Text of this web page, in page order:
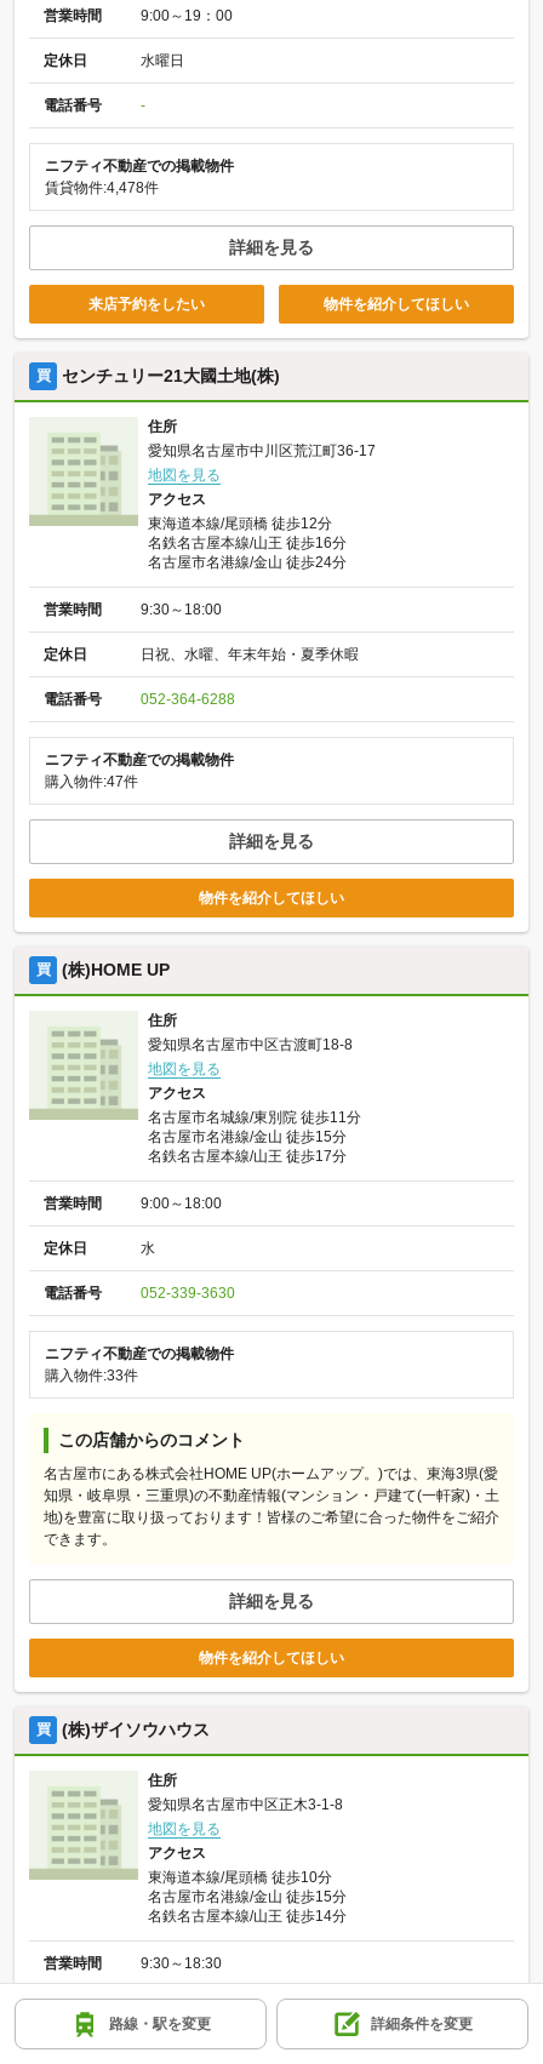
営業時間 9:00～19：00
定休日 水曜日
電話番号 -
ニフティ不動産での掲載物件
賃貸物件:4,478件
詳細を見る
来店予約をしたい 物件を紹介してほしい
買 センチュリー21大國土地(株)
住所
愛知県名古屋市中川区荒江町36-17
地図を見る
アクセス
東海道本線/尾頭橋 徒歩12分
名鉄名古屋本線/山王 徒歩16分
名古屋市名港線/金山 徒歩24分
営業時間 9:30～18:00
定休日 日祝、水曜、年末年始・夏季休暇
電話番号 052-364-6288
ニフティ不動産での掲載物件
購入物件:47件
詳細を見る
物件を紹介してほしい
買 (株)HOME UP
住所
愛知県名古屋市中区古渡町18-8
地図を見る
アクセス
名古屋市名城線/東別院 徒歩11分
名古屋市名港線/金山 徒歩15分
名鉄名古屋本線/山王 徒歩17分
営業時間 9:00～18:00
定休日 水
電話番号 052-339-3630
ニフティ不動産での掲載物件
購入物件:33件
この店舗からのコメント
名古屋市にある株式会社HOME UP(ホームアップ。)では、東海3県(愛
知県・岐阜県・三重県)の不動産情報(マンション・戸建て(一軒家)・土
地)を豊富に取り扱っております！皆様のご希望に合った物件をご紹介
できます。
詳細を見る
物件を紹介してほしい
買 (株)ザイソウハウス
住所
愛知県名古屋市中区正木3-1-8
地図を見る
アクセス
東海道本線/尾頭橋 徒歩10分
名古屋市名港線/金山 徒歩15分
名鉄名古屋本線/山王 徒歩14分
営業時間 9:30～18:30
定休日 祝日、年末年始、GW、夏季休暇
電話番号 052-212-7228
路線・駅を変更 詳細条件を変更